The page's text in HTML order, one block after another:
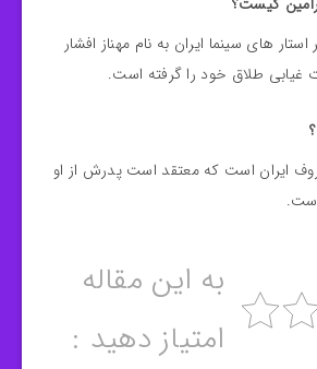
کیست؟
های سینما ایران به نام مهناز افشار
طلاق خود را گرفته است.
ایران است که معتقد است پدرش از او
به این مقاله
امتیاز دهید :